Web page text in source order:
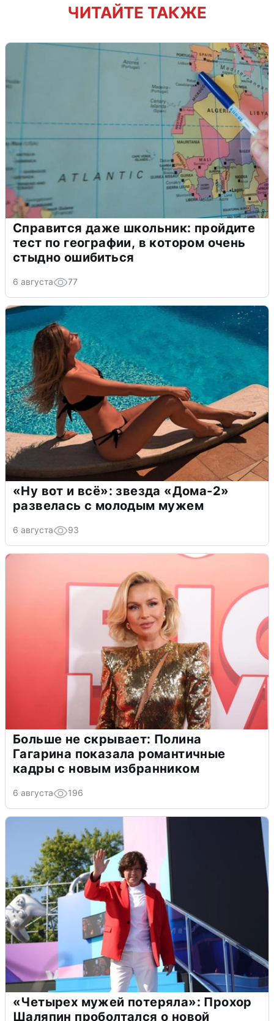
ЧИТАЙТЕ ТАКЖЕ
Справится даже школьник: пройдите
тест по географии, в котором очень
стыдно ошибиться
6 августа 77
«Ну вот и всё»: звезда «Дома-2»
развелась с молодым мужем
6 августа 93
Больше не скрывает: Полина
Гагарина показала романтичные
кадры с новым избранником
6 августа 196
«Четырех мужей потеряла»: Прохор
Шаляпин проболтался о новой